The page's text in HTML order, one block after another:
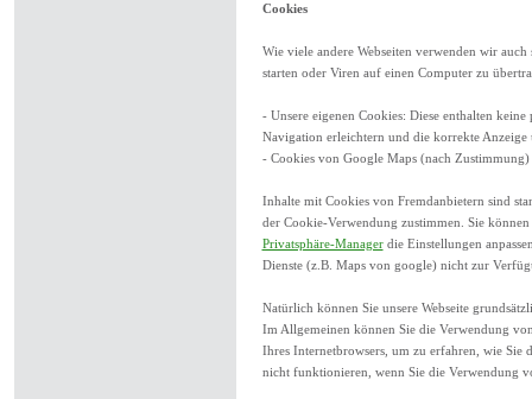
Cookies
Wie viele andere Webseiten verwenden wir
starten oder Viren auf einen Computer zu
- Unsere eigenen Cookies: Diese enthalten
Navigation erleichtern und die korrekte Anzeige
- Cookies von Google Maps (nach Zustimmung)
Inhalte mit Cookies von Fremdanbietern sind
der Cookie-Verwendung zustimmen. Sie
Privatsphäre-Managerdie Einstellungen
Dienste (z.B. Maps von google) nicht zur
Natürlich können Sie unsere Webseite
Im Allgemeinen können Sie die Verwendung
Ihres Internetbrowsers, um zu erfahren, wie Sie
nicht funktionieren, wenn Sie die Verwendung